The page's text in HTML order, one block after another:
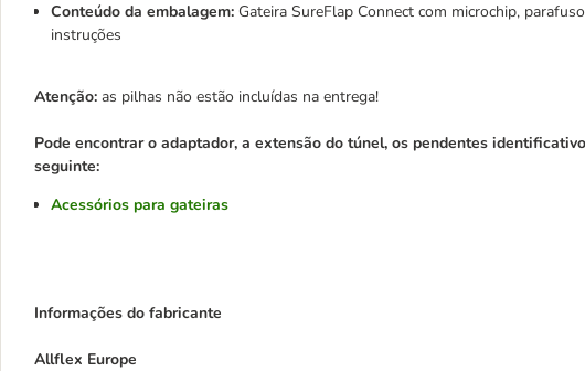
Conteúdo da embalagem: Gateira SureFlap Connect com microchip,
instruções
Atenção: as pilhas não estão incluídas na entrega!
Pode encontrar o adaptador, a extensão do túnel, os pendentes
seguinte:
Acessórios para gateiras
Informações do fabricante
Allflex Europe